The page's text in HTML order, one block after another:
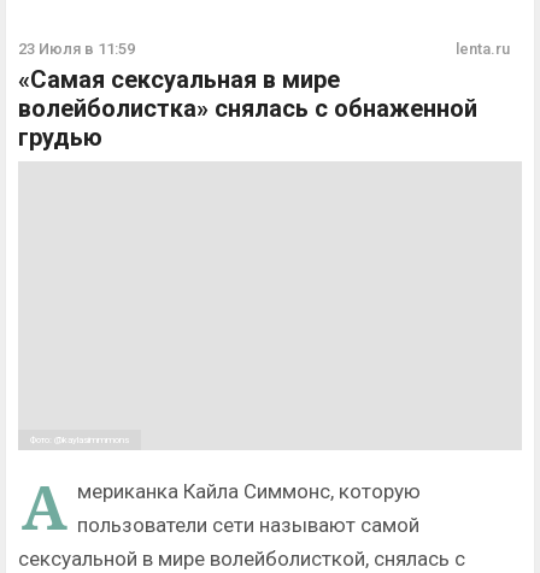
23 Июля в 11:59 lenta.ru
«Самая сексуальная в мире
волейболистка» снялась с обнаженной
грудью
Фото: @kaylasimmmons
А мериканка Кайла Симмонс, которую
пользователи сети называют самой
сексуальной в мире волейболисткой, снялась с